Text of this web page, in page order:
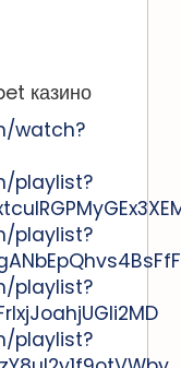
казино
watch?
playlist?
playlist?
playlist?
playlist?